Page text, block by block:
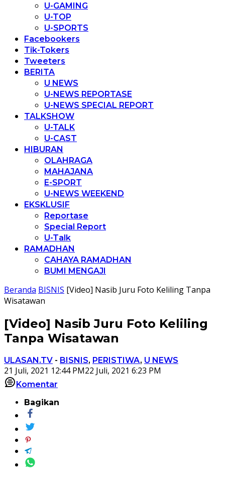
U-GAMING
U-TOP
U-SPORTS
Facebookers
Tik-Tokers
Tweeters
BERITA
U NEWS
U-NEWS REPORTASE
U-NEWS SPECIAL REPORT
TALKSHOW
U-TALK
U-CAST
HIBURAN
OLAHRAGA
MAHAJANA
E-SPORT
U-NEWS WEEKEND
EKSKLUSIF
Reportase
Special Report
U-Talk
RAMADHAN
CAHAYA RAMADHAN
BUMI MENGAJI
Beranda BISNIS [Video] Nasib Juru Foto Keliling Tanpa
Wisatawan
[Video] Nasib Juru Foto Keliling
Tanpa Wisatawan
ULASAN.TV - BISNIS, PERISTIWA, U NEWS
21 Juli, 2021 12:44 PM22 Juli, 2021 6:23 PM
Komentar
Bagikan